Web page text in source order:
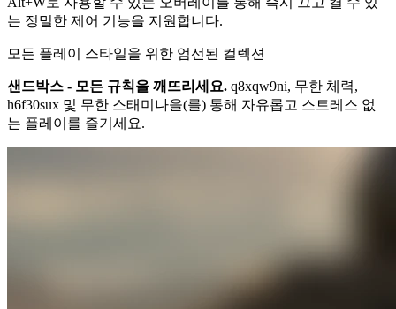
는 정밀한 제어 기능을 지원합니다.
모든 플레이 스타일을 위한 엄선된 컬렉션
샌드박스 - 모든 규칙을 깨뜨리세요. q8xqw9ni, 무한 체력,
h6f30sux 및 무한 스태미나을(를) 통해 자유롭고 스트레스 없
는 플레이를 즐기세요.